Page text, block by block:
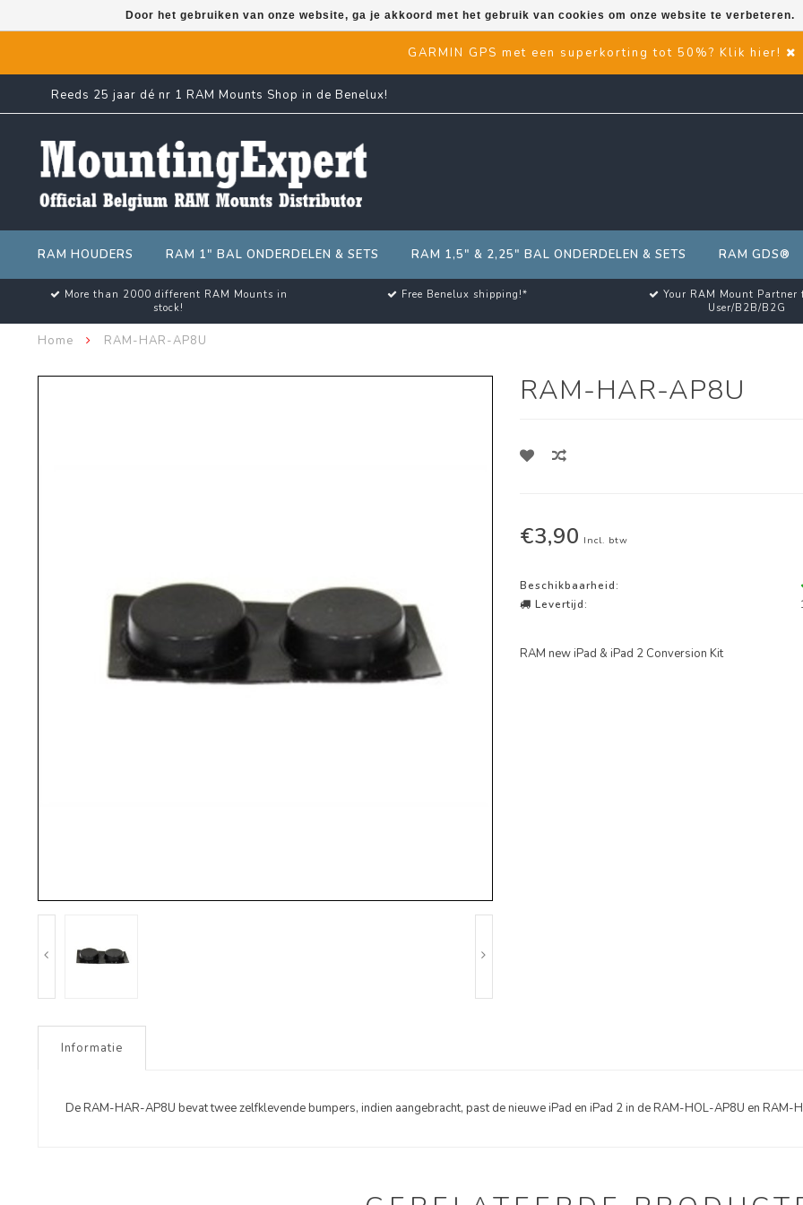
GARMIN GPS met een superkorting tot 50%? Klik hier!
Reeds 25 jaar dé nr 1 RAM Mounts Shop in de Benelux!
RAM HOUDERS RAM 1" BAL ONDERDELEN & SETS RAM 1,5" & 2,25" BAL ONDERDELEN & SETS RAM GDS®
More than 2000 different RAM Mounts in
stock!
Free Benelux shipping!*
Your RAM Mount Partner
User/B2B/B2G
Home RAM-HAR-AP8U
RAM-HAR-AP8U
€3,90 Incl. btw
Beschikbaarheid:
Levertijd:
RAM new iPad & iPad 2 Conversion Kit
Informatie
De RAM-HAR-AP8U bevat twee zelfklevende bumpers, indien aangebracht, past de nieuwe iPad en iPad 2 in de RAM-HOL-AP8U en RAM-
Door het gebruiken van onze website, ga je akkoord met het gebruik van cookies om onze website te verbeteren.